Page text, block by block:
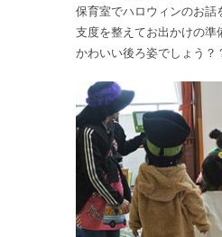
保育室でハロウィンのお話
支度を整えてお出かけの準
かわいい後ろ姿でしょう？